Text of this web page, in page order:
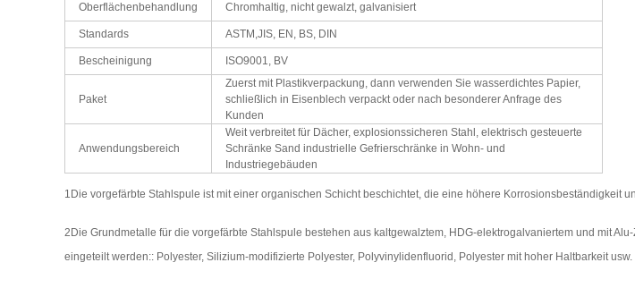
Oberflächenbehandlung
Chromhaltig, nicht gewalzt, galvanisiert
Standards ASTM,JIS, EN, BS, DIN
Bescheinigung ISO9001, BV
Paket
Zuerst mit Plastikverpackung, dann verwenden Sie wasserdichtes Papier,
schließlich in Eisenblech verpackt oder nach besonderer Anfrage des
Kunden
Anwendungsbereich
Weit verbreitet für Dächer, explosionssicheren Stahl, elektrisch gesteuerte
Schränke Sand industrielle Gefrierschränke in Wohn- und
Industriegebäuden
1Die vorgefärbte Stahlspule ist mit einer organischen Schicht beschichtet, die eine höhere Korrosionsbeständigkeit
2Die Grundmetalle für die vorgefärbte Stahlspule bestehen aus kaltgewalztem, HDG-elektrogalvaniertem und mit
eingeteilt werden:: Polyester, Silizium-modifizierte Polyester, Polyvinylidenfluorid, Polyester mit hoher Haltbarkeit usw.